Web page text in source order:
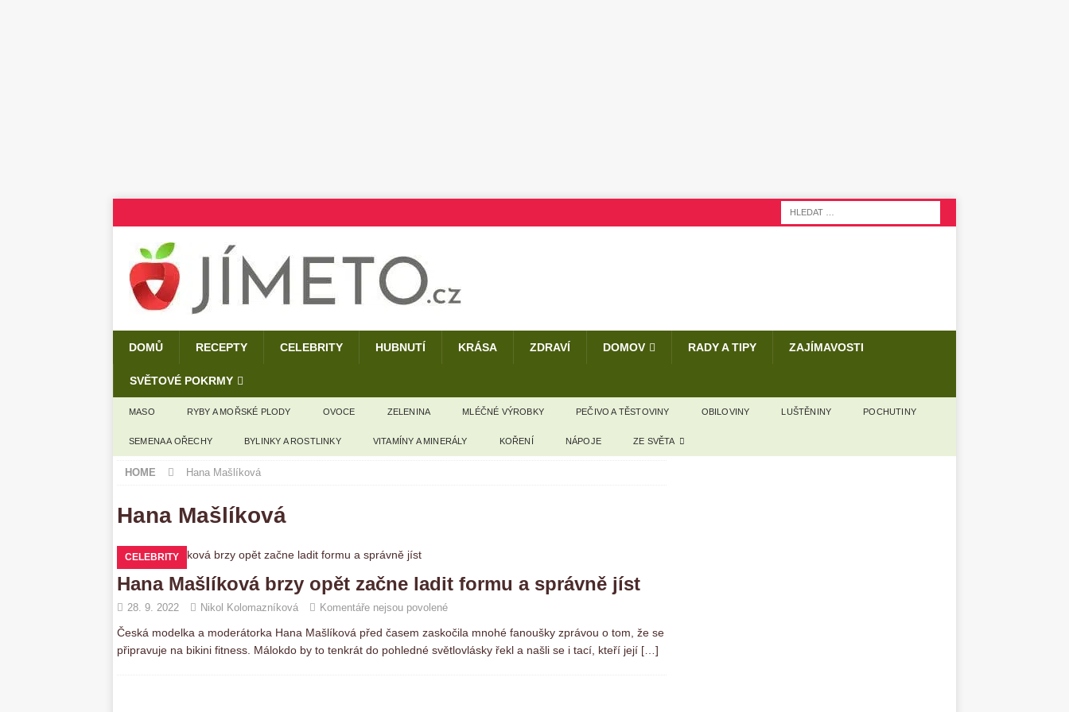
DOMŮ RECEPTY CELEBRITY HUBNUTÍ KRÁSA ZDRAVÍ DOMOV RADY A TIPY ZAJÍMAVOSTI
SVĚTOVÉ POKRMY
MASO RYBY A MOŘSKÉ PLODY OVOCE ZELENINA MLÉČNÉ VÝROBKY PEČIVO A TĚSTOVINY OBILOVINY LUŠTĚNINY POCHUTINY
SEMENA A OŘECHY BYLINKY A ROSTLINKY VITAMÍNY A MINERÁLY KOŘENÍ NÁPOJE ZE SVĚTA
HOME Hana Mašlíková
Hana Mašlíková
CELEBRITY
Hana Mašlíková brzy opět začne ladit formu a správně jíst
28. 9. 2022 Nikol Kolomazníková Komentáře nejsou povolené
Česká modelka a moderátorka Hana Mašlíková před časem zaskočila mnohé fanoušky zprávou o tom, že se
připravuje na bikini fitness. Málokdo by to tenkrát do pohledné světlovlásky řekl a našli se i tací, kteří její […]